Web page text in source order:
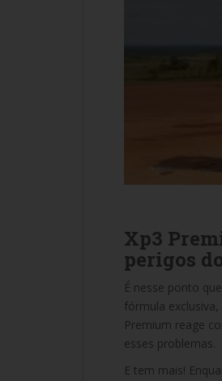
Xp3
perigos
É nesse ponto
fórmula exclusiva,
Premium reage
esses problemas.
E tem mais!